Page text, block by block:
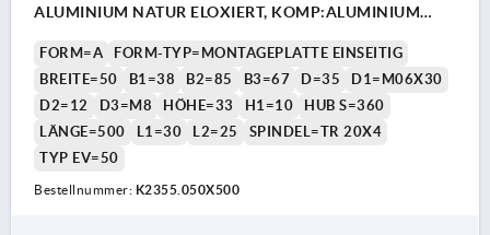
ALUMINIUM NATUR ELOXIERT, KOMP:ALUMINIUM
FORM=A
FORM-TYP=MONTAGEPLATTE EINSEITIG
BREITE=50
B1=38 B2=85 B3=67 D=35
D1=M06X30
D2=12
D3=M8 HÖHE=33 H1=10
HUB S=360
LÄNGE=500
L1=30 L2=25
SPINDEL=TR 20X4
TYP EV=50
Bestellnummer: K2355.050X500